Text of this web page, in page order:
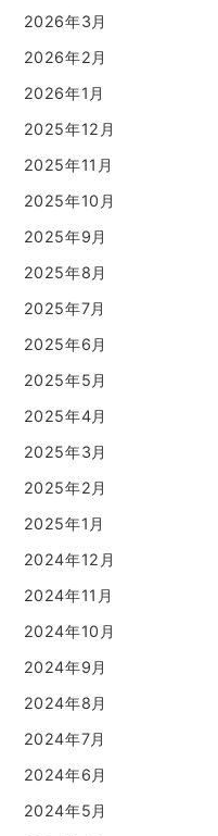
2026年3月
2026年2月
2026年1月
2025年12月
2025年11月
2025年10月
2025年9月
2025年8月
2025年7月
2025年6月
2025年5月
2025年4月
2025年3月
2025年2月
2025年1月
2024年12月
2024年11月
2024年10月
2024年9月
2024年8月
2024年7月
2024年6月
2024年5月